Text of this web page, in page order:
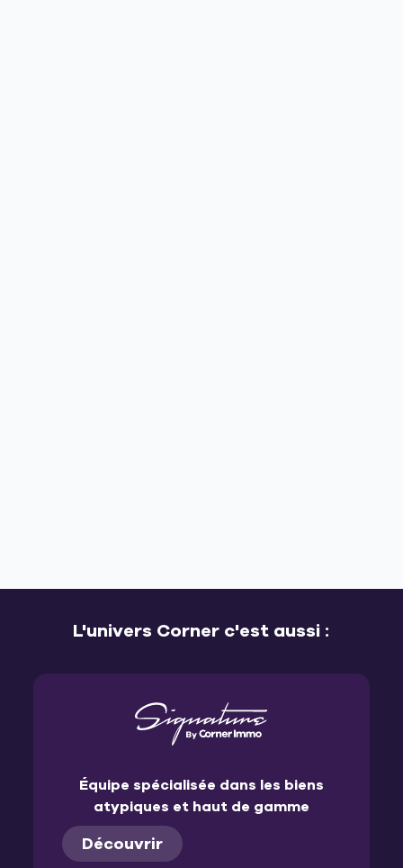
L'univers Corner c'est aussi :
Équipe spécialisée dans les biens
atypiques et haut de gamme
Découvrir